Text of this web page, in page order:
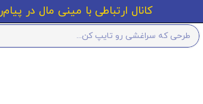
کانال ارتباطی با مینی مال در پیام‌رسان